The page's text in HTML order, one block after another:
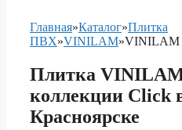
Главная»Каталог»Плитка
ПВХ»VINILAM»VINILAM
Плитка
коллекции Click
Красноярске